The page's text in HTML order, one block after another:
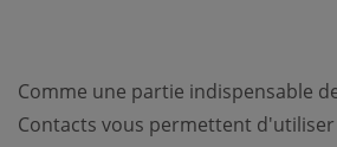
Comme une partie indispensable
Contacts vous permettent